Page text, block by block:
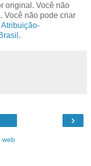
original. Você não
Você não pode criar
.
›
web